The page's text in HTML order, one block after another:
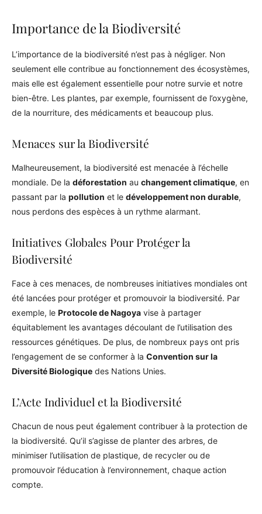
Importance de la Biodiversité
L’importance de la biodiversité n’est pas à négliger. Non
seulement elle contribue au fonctionnement des écosystèmes,
mais elle est également essentielle pour notre survie et notre
bien-être. Les plantes, par exemple, fournissent de l’oxygène,
de la nourriture, des médicaments et beaucoup plus.
Menaces sur la Biodiversité
Malheureusement, la biodiversité est menacée à l’échelle
mondiale. De la déforestation au changement climatique, en
passant par la pollution et le développement non durable,
nous perdons des espèces à un rythme alarmant.
Initiatives Globales Pour Protéger la
Biodiversité
Face à ces menaces, de nombreuses initiatives mondiales ont
été lancées pour protéger et promouvoir la biodiversité. Par
exemple, le Protocole de Nagoya vise à partager
équitablement les avantages découlant de l’utilisation des
ressources génétiques. De plus, de nombreux pays ont pris
l’engagement de se conformer à la Convention sur la
Diversité Biologique des Nations Unies.
L’Acte Individuel et la Biodiversité
Chacun de nous peut également contribuer à la protection de
la biodiversité. Qu’il s’agisse de planter des arbres, de
minimiser l’utilisation de plastique, de recycler ou de
promouvoir l’éducation à l’environnement, chaque action
compte.